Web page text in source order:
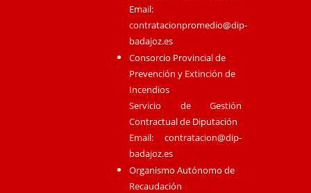
Email:
contratacionpromedio@dip-
badajoz.es
Consorcio Provincial de
Prevención y Extinción de
Incendios
Servicio de Gestión
Contractual de Diputación
Email:contratacion@dip-
badajoz.es
Organismo Autónomo de
Recaudación